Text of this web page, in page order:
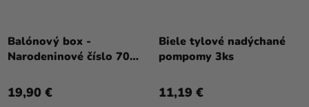
Balónový box -
Narodeninové číslo 70
19,90 €
Biele tylové nadýchané
pompomy 3ks
11,19 €